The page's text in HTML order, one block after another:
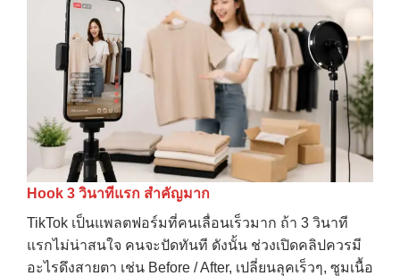
Hook 3 วินาทีแรก สำคัญมาก
TikTok เป็นแพลตฟอร์มที่คนเลื่อนเร็วมาก ถ้า 3 วินาที
แรกไม่น่าสนใจ คนจะปัดทันที ดังนั้น ช่วงเปิดคลิปควรมี
อะไรดึงสายตา เช่น Before / After, เปลี่ยนลุคเร็วๆ, ซูมเนื้อ